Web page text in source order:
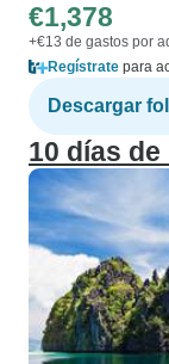
€1,378
+€13 de gastos por
Regístrate para
Descargar
10 días